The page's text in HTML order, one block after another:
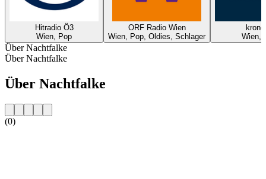
Hitradio Ö3
Wien, Pop
ORF Radio Wien
Wien, Pop, Oldies, Schlager
Wien,
Über Nachtfalke
Über Nachtfalke
Über Nachtfalke
(0)